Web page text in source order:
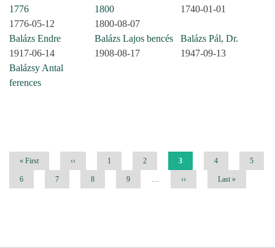
1776
1776-05-12
1800
1800-08-07
1740-01-01
Balázs Endre
1917-06-14
Balázs Lajos bencés
1908-08-17
Balázs Pál, Dr.
1947-09-13
Balázsy Antal
ferences
First
« First
Previous
‹‹ Page
1 Page
2
Current
3 Page
4 Page
5
Page
6 Page
7 Page
8 Page
9
Next
››
Last
Last »